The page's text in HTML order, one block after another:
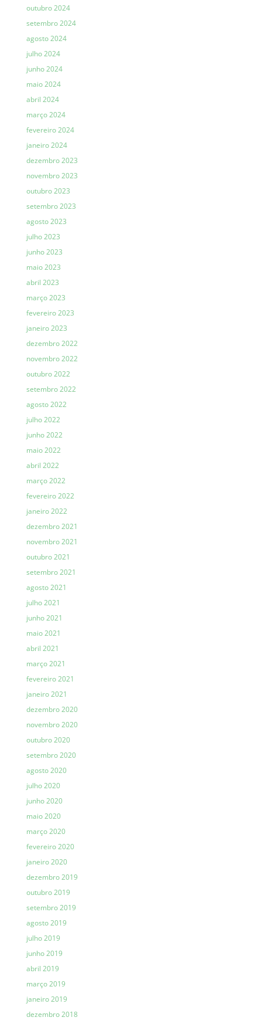
outubro 2024
setembro 2024
agosto 2024
julho 2024
junho 2024
maio 2024
abril 2024
março 2024
fevereiro 2024
janeiro 2024
dezembro 2023
novembro 2023
outubro 2023
setembro 2023
agosto 2023
julho 2023
junho 2023
maio 2023
abril 2023
março 2023
fevereiro 2023
janeiro 2023
dezembro 2022
novembro 2022
outubro 2022
setembro 2022
agosto 2022
julho 2022
junho 2022
maio 2022
abril 2022
março 2022
fevereiro 2022
janeiro 2022
dezembro 2021
novembro 2021
outubro 2021
setembro 2021
agosto 2021
julho 2021
junho 2021
maio 2021
abril 2021
março 2021
fevereiro 2021
janeiro 2021
dezembro 2020
novembro 2020
outubro 2020
setembro 2020
agosto 2020
julho 2020
junho 2020
maio 2020
março 2020
fevereiro 2020
janeiro 2020
dezembro 2019
outubro 2019
setembro 2019
agosto 2019
julho 2019
junho 2019
abril 2019
março 2019
janeiro 2019
dezembro 2018